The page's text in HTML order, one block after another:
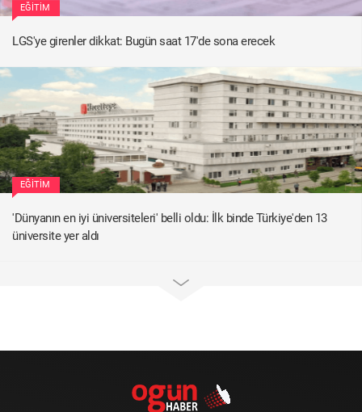
EĞITIM
LGS'ye girenler dikkat: Bugün saat 17'de sona erecek
EĞITIM
'Dünyanın en iyi üniversiteleri' belli oldu: İlk binde Türkiye'den 13
üniversite yer aldı